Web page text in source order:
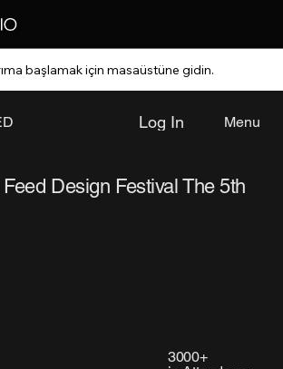
başlamak için masaüstüne gidin.